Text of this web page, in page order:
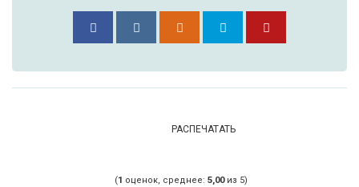
РАСПЕЧАТАТЬ
(1 оценок, среднее: 5,00из 5)